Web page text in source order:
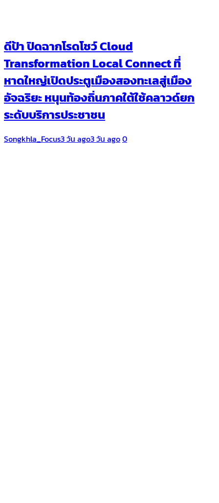
ดีป้า ปิดฉากโรดโชว์ Cloud
Transformation Local Connect ที่
หาดใหญ่เปิดประตูเมืองสองทะเลสู่เมือง
อัจฉริยะ หนุนท้องถิ่นภาคใต้ใช้คลาวด์ยก
ระดับบริการประชาชน
Songkhla_Focus3 วัน ago3 วัน ago0